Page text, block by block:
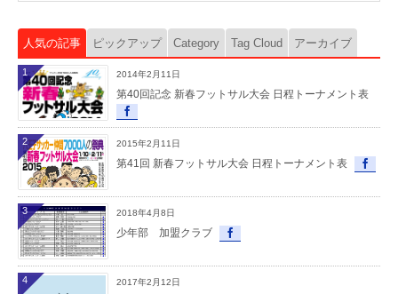
人気の記事 ピックアップ Category Tag Cloud アーカイブ
2014年2月11日
第40回記念 新春フットサル大会 日程トーナメント表
1
2015年2月11日
第41回 新春フットサル大会 日程トーナメント表
2
2018年4月8日
少年部 加盟クラブ
3
2017年2月12日
4